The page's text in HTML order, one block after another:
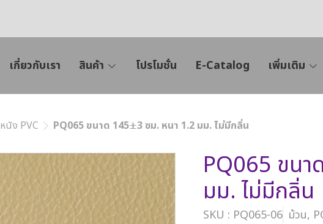
เกี่ยวกับเรา สินค้า โปรโมชั่น E-Catalog เพิ่มเติม
หนัง PVC PQ065 ขนาด 145±3 ซม. หนา 1.2 มม. ไม่มีกลิ่น
PQ065 ขน
มม. ไม่มีกลิ่น
SKU : PQ065-06 ม้วน,